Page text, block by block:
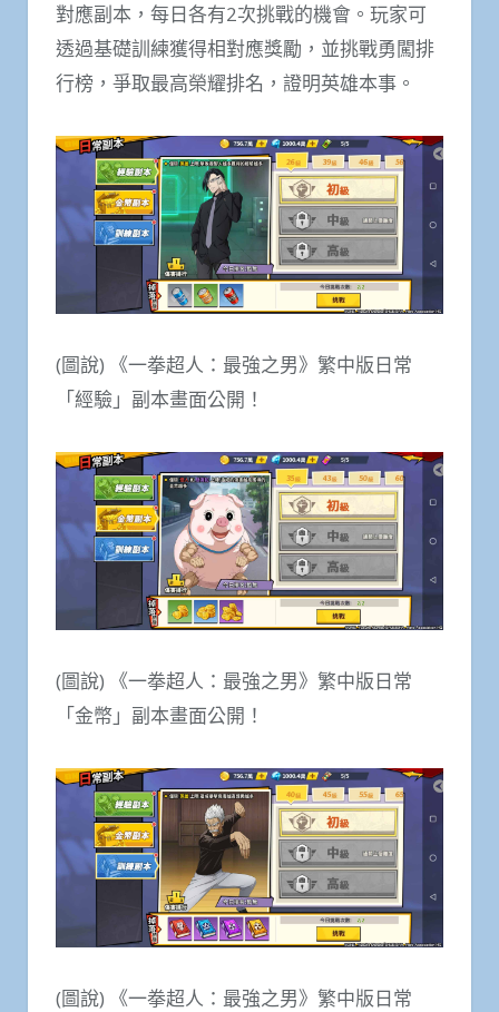
對應副本，每日各有2次挑戰的機會。玩家可
透過基礎訓練獲得相對應獎勵，並挑戰勇闖排
行榜，爭取最高榮耀排名，證明英雄本事。
(圖說) 《一拳超人：最強之男》繁中版日常
「經驗」副本畫面公開！
(圖說) 《一拳超人：最強之男》繁中版日常
「金幣」副本畫面公開！
(圖說) 《一拳超人：最強之男》繁中版日常